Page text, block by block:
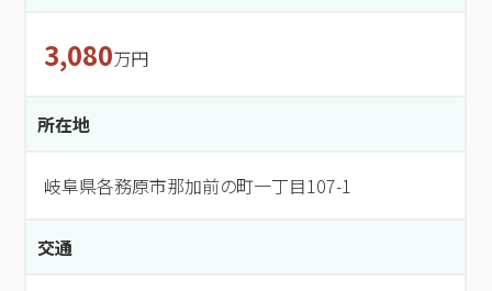
3,080万円
所在地
岐阜県各務原市那加前の町一丁目107-1
交通